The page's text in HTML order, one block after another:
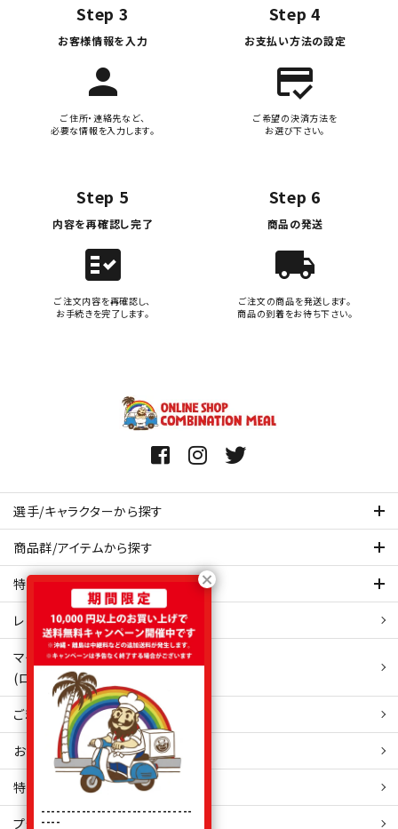
Step 3
お客様情報を入力
person
ご住所・連絡先など、
必要な情報を入力します。
Step 4
お支払い方法の設定
credit_score
ご希望の決済方法を
お選び下さい。
Step 5
内容を再確認し完了
fact_check
ご注文内容を再確認し、
お手続きを完了します。
Step 6
商品の発送
local_shipping
ご注文の商品を発送します。
商品の到着をお待ち下さい。
選手/キャラクターから探す
商品群/アイテムから探す
特集ページを見てみる
レビュー・口コミ 一覧ページ
マイアカウント
(ログイン/新規会員登録)
ご利用ガイド
お問い合わせ
特定商取引 法表示
プライバシーポリシー
------------------------------
----